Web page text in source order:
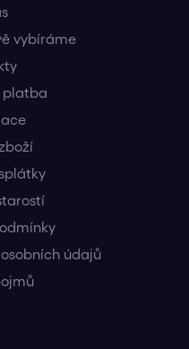
vybíráme
platba
údajů